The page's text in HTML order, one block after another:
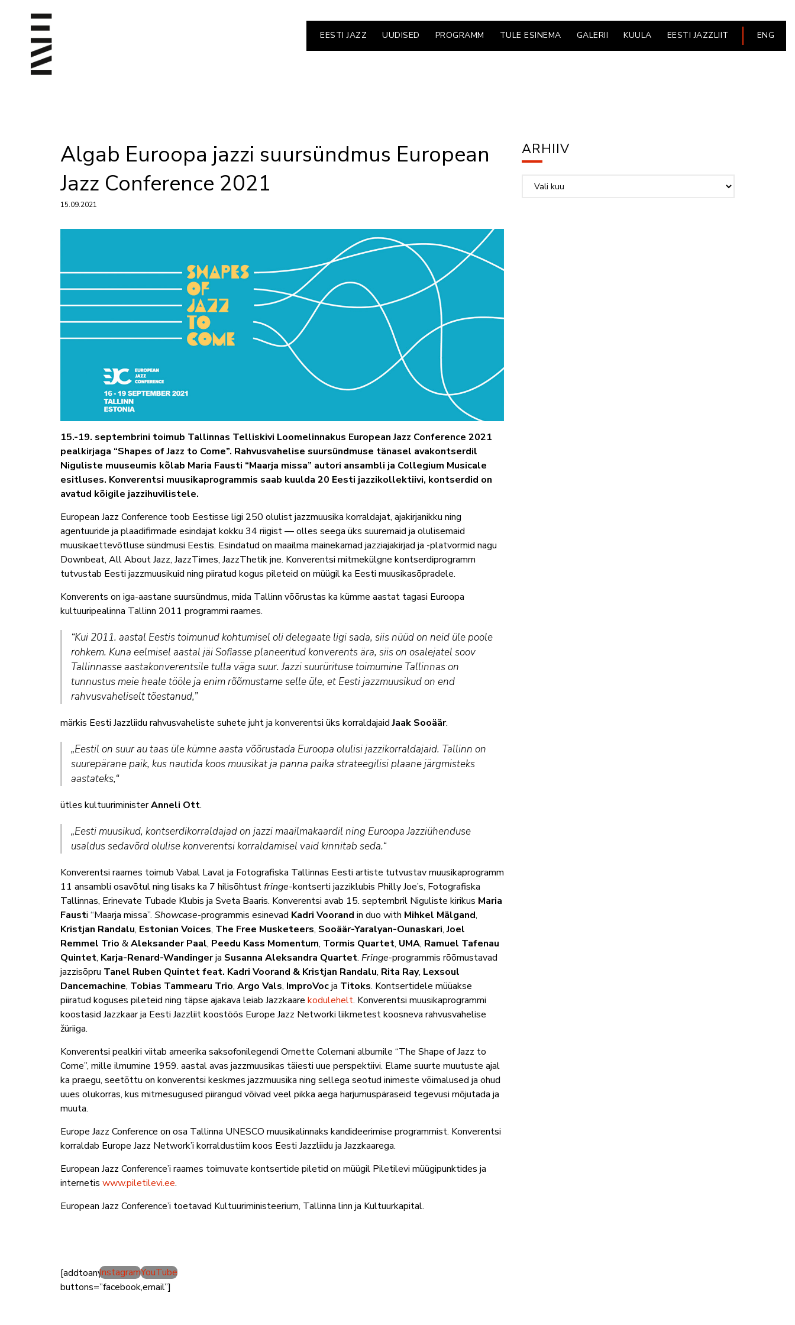
EESTI JAZZ UUDISED PROGRAMM TULE ESINEMA GALERII KUULA EESTI JAZZLIIT ENG
Algab Euroopa jazzi suursündmus European
Jazz Conference 2021
15.09.2021
15.-19. septembrini toimub Tallinnas Telliskivi Loomelinnakus European Jazz Conference 2021
pealkirjaga “Shapes of Jazz to Come”. Rahvusvahelise suursündmuse tänasel avakontserdil
Niguliste muuseumis kõlab Maria Fausti “Maarja missa” autori ansambli ja Collegium Musicale
esitluses. Konverentsi muusikaprogrammis saab kuulda 20 Eesti jazzikollektiivi, kontserdid on
avatud kõigile jazzihuvilistele.
European Jazz Conference toob Eestisse ligi 250 olulist jazzmuusika korraldajat, ajakirjanikku ning
agentuuride ja plaadifirmade esindajat kokku 34 riigist — olles seega üks suuremaid ja olulisemaid
muusikaettevõtluse sündmusi Eestis. Esindatud on maailma mainekamad jazziajakirjad ja -platvormid nagu
Downbeat, All About Jazz, JazzTimes, JazzThetik jne. Konverentsi mitmekülgne kontserdiprogramm
tutvustab Eesti jazzmuusikuid ning piiratud kogus pileteid on müügil ka Eesti muusikasõpradele.
Konverents on iga-aastane suursündmus, mida Tallinn võõrustas ka kümme aastat tagasi Euroopa
kultuuripealinna Tallinn 2011 programmi raames.
“Kui 2011. aastal Eestis toimunud kohtumisel oli delegaate ligi sada, siis nüüd on neid üle poole
rohkem. Kuna eelmisel aastal jäi Sofiasse planeeritud konverents ära, siis on osalejatel soov
Tallinnasse aastakonverentsile tulla väga suur. Jazzi suurürituse toimumine Tallinnas on
tunnustus meie heale tööle ja enim rõõmustame selle üle, et Eesti jazzmuusikud on end
rahvusvaheliselt tõestanud,”
märkis Eesti Jazzliidu rahvusvaheliste suhete juht ja konverentsi üks korraldajaidJaak Sooäär.
„Eestil on suur au taas üle kümne aasta võõrustada Euroopa olulisi jazzikorraldajaid. Tallinn on
suurepärane paik, kus nautida koos muusikat ja panna paika strateegilisi plaane järgmisteks
aastateks,“
ütles kultuuriministerAnneli Ott.
„Eesti muusikud, kontserdikorraldajad on jazzi maailmakaardil ning Euroopa Jazziühenduse
usaldus sedavõrd olulise konverentsi korraldamisel vaid kinnitab seda.“
Konverentsi raames toimub Vabal Laval ja Fotografiska Tallinnas Eesti artiste tutvustav muusikaprogramm
11 ansambli osavõtul ning lisaks ka 7 hilisõhtustfringe-kontserti jazziklubis Philly Joe’s, Fotografiska
Tallinnas, Erinevate Tubade Klubis ja Sveta Baaris. Konverentsi avab 15. septembril Niguliste kirikus Maria
Fausti “Maarja missa”. Showcase-programmis esinevad Kadri Voorand in duo with Mihkel Mälgand,
Kristjan Randalu, Estonian Voices, The Free Musketeers, Sooäär-Yaralyan-Ounaskari,Joel
Remmel Trio &Aleksander Paal, Peedu Kass Momentum, Tormis Quartet, UMA, Ramuel Tafenau
Quintet, Karja-Renard-Wandingerja Susanna Aleksandra Quartet. Fringe-programmis rõõmustavad
jazzisõpru Tanel Ruben Quintet feat. Kadri Voorand & Kristjan Randalu, Rita Ray, Lexsoul
Dancemachine, Tobias Tammearu Trio, Argo Vals, ImproVocja Titoks. Kontsertidele müüakse
piiratud koguses pileteid ning täpse ajakava leiab Jazzkaare kodulehelt. Konverentsi muusikaprogrammi
koostasid Jazzkaar ja Eesti Jazzliit koostöös Europe Jazz Networki liikmetest koosneva rahvusvahelise
žüriiga.
Konverentsi pealkiri viitab ameerika saksofonilegendi Ornette Colemani albumile “The Shape of Jazz to
Come”, mille ilmumine 1959. aastal avas jazzmuusikas täiesti uue perspektiivi. Elame suurte muutuste ajal
ka praegu, seetõttu on konverentsi keskmes jazzmuusika ning sellega seotud inimeste võimalused ja ohud
uues olukorras, kus mitmesugused piirangud võivad veel pikka aega harjumuspäraseid tegevusi mõjutada ja
muuta.
Europe Jazz Conference on osa Tallinna UNESCO muusikalinnaks kandideerimise programmist. Konverentsi
korraldab Europe Jazz Network’i korraldustiim koos Eesti Jazzliidu ja Jazzkaarega.
European Jazz Conference’i raames toimuvate kontsertide piletid on müügil Piletilevi müügipunktides ja
internetis www.piletilevi.ee.
European Jazz Conference’i toetavad Kultuuriministeerium, Tallinna linn ja Kultuurkapital.
[addtoany
buttons=”facebook,email”]
InstagramYouTube
ARHIIV